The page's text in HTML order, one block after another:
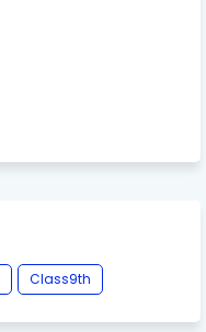
Class9th